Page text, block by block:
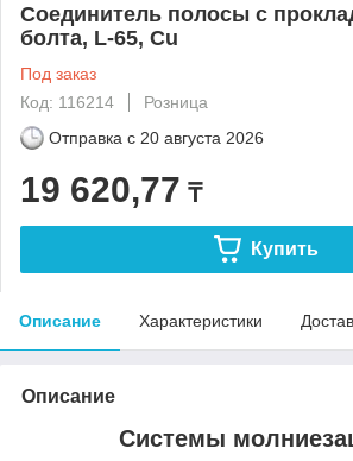
Соединитель полосы с
болта, L-65, Cu
Под заказ
Код: 116214
Розница
Отправка с 20 августа 2026
19 620,77 ₸
Купить
Описание Характеристики
Описание
Системы